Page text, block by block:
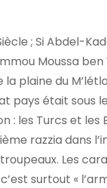
; Si Abdel-
Moussa ben
plaine du
pays était sous
les Turcs et les
razzia dans
Les
surtout «